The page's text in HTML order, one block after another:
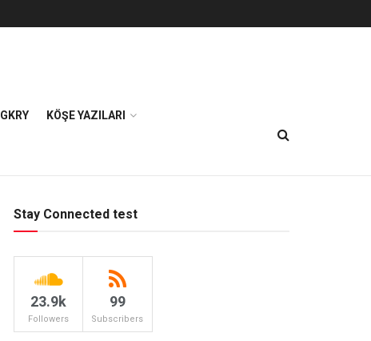
GKRY KÖŞE YAZILARI
Stay Connected test
23.9k
Followers
99
Subscribers